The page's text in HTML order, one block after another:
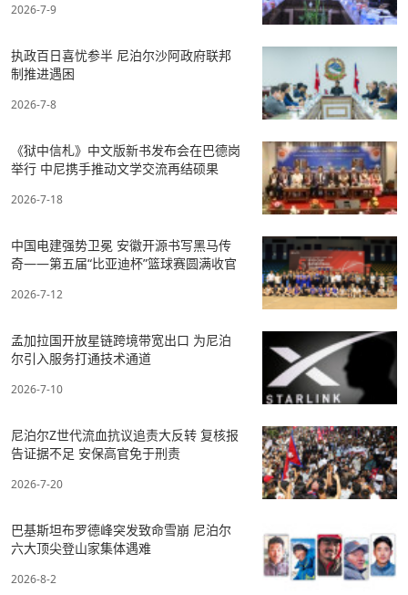
2026-7-9
执政百日喜忧参半 尼泊尔沙阿政府联邦
制推进遇困
2026-7-8
《狱中信札》中文版新书发布会在巴德岗
举行 中尼携手推动文学交流再结硕果
2026-7-18
中国电建强势卫冕 安徽开源书写黑马传
奇——第五届“比亚迪杯”篮球赛圆满收官
2026-7-12
孟加拉国开放星链跨境带宽出口 为尼泊
尔引入服务打通技术通道
2026-7-10
尼泊尔Z世代流血抗议追责大反转 复核报
告证据不足 安保高官免于刑责
2026-7-20
巴基斯坦布罗德峰突发致命雪崩 尼泊尔
六大顶尖登山家集体遇难
2026-8-2